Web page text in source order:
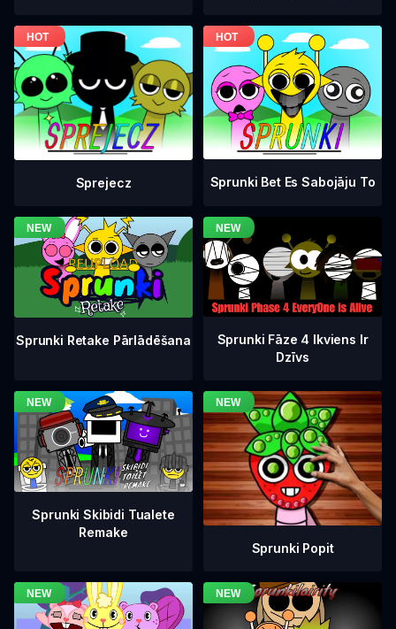
Sprejecz Sprunki Bet Es Sabojāju To
Sprunki Retake Pārlādēšana
Sprunki Fāze 4 Ikviens Ir
Dzīvs
Sprunki Skibidi Tualete
Remake
Sprunki Popit